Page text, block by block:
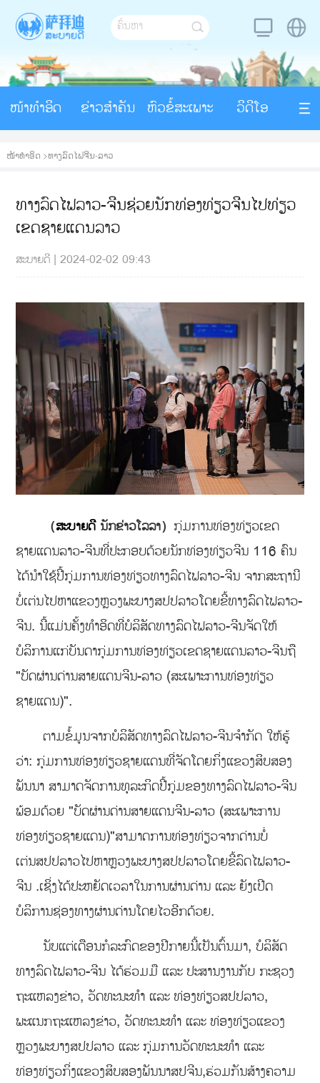
ໜ້າທຳອິດ ຂ່າວສຳຄັນ ຫົວຂໍ້ສະເພາະ ວິດີໂອ
ໜ້າທຳອິດ >ທາງລົດໄຟຈີນ-ລາວ
ທາງລົດໄຟລາວ-ຈີນຊ່ວຍນັກທ່ອງທ່ຽວຈີນໄປທ່ຽວ
ເຂດຊາຍແດນລາວ
ສະບາຍດີ |2024-02-02 09:43
（ສະບາຍດີນັກຂ່າວໂລລາ） ກຸ່ມການທ່ອງທ່ຽວເຂດ
ຊາຍແດນລາວ-ຈີນທີ່ປະກອບດ້ວຍນັກທ່ອງທ່ຽວຈີນ 116 ຄົນ
ໄດ້ນຳໃຊ້ປີ້ກຸ່ມການທ່ອງທ່ຽວທາງລົດໄຟລາວ-ຈີນ ຈາກສະຖານີ
ບໍ່ເຕ່ນໄປຫາແຂວງຫຼວງພະບາງສປປລາວໂດຍຂີ້ທາງລົດໄຟລາວ-
ຈີນ. ນີ້ແມ່ນຄັ້ງທຳອິດທີ່ບໍລິສັດທາງລົດໄຟລາວ-ຈີນຈັດໃຫ້
ບໍລິການແກ່ບັນດາກຸ່ມການທ່ອງທ່ຽວເຂດຊາຍແດນລາວ-ຈີນຖື
"ບັດຜ່ານດ່ານສາຍແດນຈີນ-ລາວ (ສະເພາະການທ່ອງທ່ຽວ
ຊາຍແດນ)".
ຕາມຂໍ້ມູນຈາກບໍລິສັດທາງລົດໄຟລາວ-ຈີນຈໍາກັດ ໃຫ້ຮູ້
ວ່າ: ກຸ່ມການທ່ອງທ່ຽວຊາຍແດນທີ່ຈັດໂດຍກິ່ງແຂວງສິບສອງ
ພັນນາ ສາມາດຈັດການທຸລະກິດປີ້ກຸ່ມຂອງທາງລົດໄຟລາວ-ຈີນ
ພ້ອມດ້ວຍ "ບັດຜ່ານດ່ານສາຍແດນຈີນ-ລາວ (ສະເພາະການ
ທ່ອງທ່ຽວຊາຍແດນ)"ສາມາດການທ່ອງທ່ຽວຈາກດ່ານບໍ່
ເຕ່ນສປປລາວໄປຫາຫຼວງພະບາງສປປລາວໂດຍຂີ້ລົດໄຟລາວ-
ຈີນ .ເຊິ່ງໄດ້ປະຫຍັດເວລາໃນການຜ່ານດ່ານ ແລະ ຍັງເປີດ
ບໍລິການຊ່ອງທາງຜ່ານດ່ານໂດຍໄວອີກດ້ວຍ.
ນັບແຕ່ເດືອນກໍລະກົດຂອງປີກາຍນີ້ເປັນຕົ້ນມາ, ບໍລິສັດ
ທາງລົດໄຟລາວ-ຈີນ ໄດ້ຮ່ວມມື ແລະ ປະສານງານກັບ ກະຊວງ
ຖະແຫລງຂ່າວ, ວັດທະນະທຳ ແລະ ທ່ອງທ່ຽວສປປລາວ,
ພະແນກຖະແຫລງຂ່າວ, ວັດທະນະທຳ ແລະ ທ່ອງທ່ຽວແຂວງ
ຫຼວງພະບາງສປປລາວ ແລະ ກຸ່ມການວັດທະນະທຳ ແລະ
ທ່ອງທ່ຽວກິ່ງແຂວງສິບສອງພັນນາສປຈີນ,ຮ່ວມກັນສ້າງຄວາມ